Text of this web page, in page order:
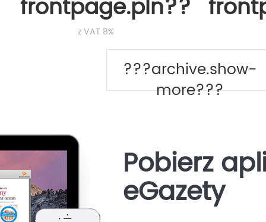
frontpage.pln???
z VAT 8%
???archive.show-
more???
Pobierz
eGazety